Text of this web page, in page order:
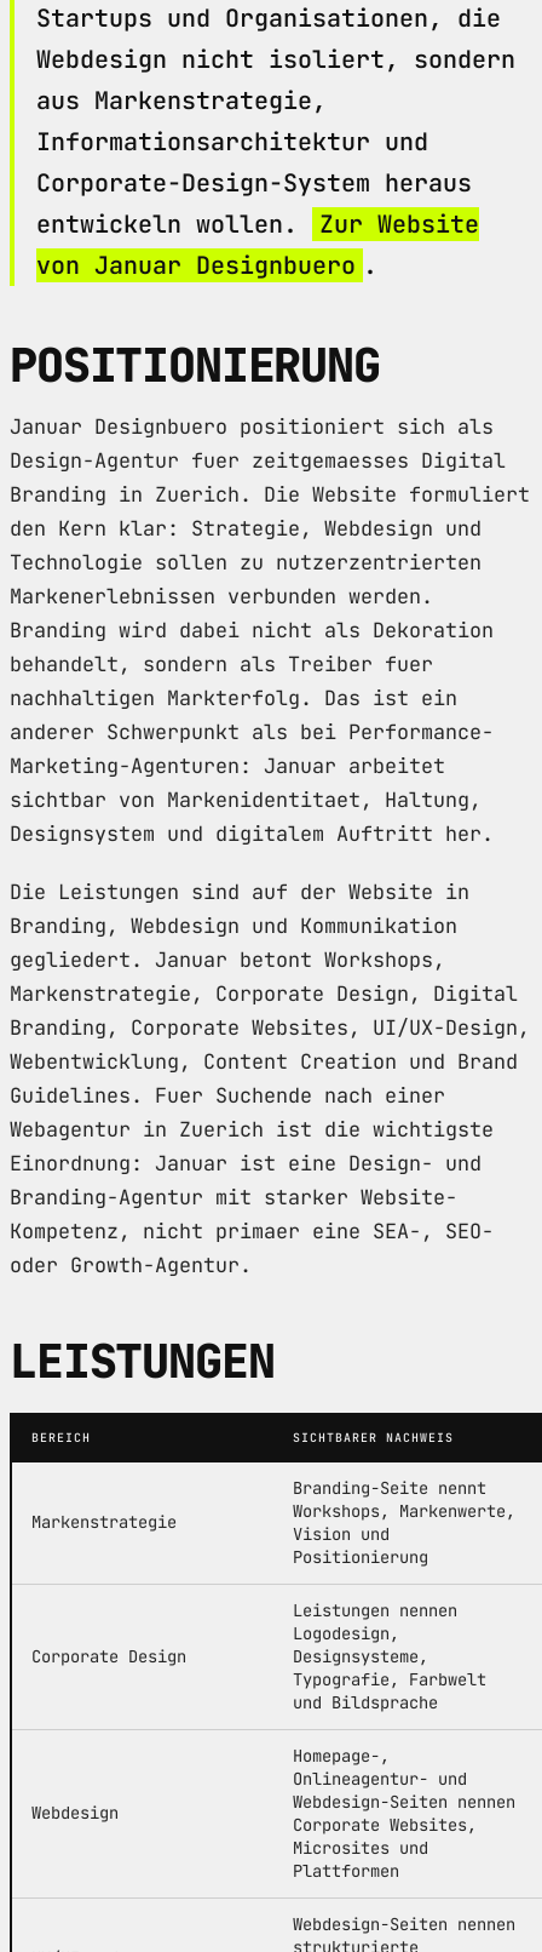
Startups und Organisationen, die
Webdesign nicht isoliert, sondern
aus Markenstrategie,
Informationsarchitektur und
Corporate-Design-System heraus
entwickeln wollen.
Zur Website
von Januar Designbuero .
POSITIONIERUNG
Januar Designbuero positioniert sich als
Design-Agentur fuer zeitgemaesses Digital
Branding in Zuerich. Die Website formuliert
den Kern klar: Strategie, Webdesign und
Technologie sollen zu nutzerzentrierten
Markenerlebnissen verbunden werden.
Branding wird dabei nicht als Dekoration
behandelt, sondern als Treiber fuer
nachhaltigen Markterfolg. Das ist ein
anderer Schwerpunkt als bei Performance-
Marketing-Agenturen: Januar arbeitet
sichtbar von Markenidentitaet, Haltung,
Designsystem und digitalem Auftritt her.
Die Leistungen sind auf der Website in
Branding, Webdesign und Kommunikation
gegliedert. Januar betont Workshops,
Markenstrategie, Corporate Design, Digital
Branding, Corporate Websites, UI/UX-Design,
Webentwicklung, Content Creation und Brand
Guidelines. Fuer Suchende nach einer
Webagentur in Zuerich ist die wichtigste
Einordnung: Januar ist eine Design- und
Branding-Agentur mit starker Website-
Kompetenz, nicht primaer eine SEA-, SEO-
oder Growth-Agentur.
LEISTUNGEN
BEREICH SICHTBARER NACHWEIS
Markenstrategie
Branding-Seite nennt
Workshops, Markenwerte,
Vision und
Positionierung
Corporate Design
Leistungen nennen
Logodesign,
Designsysteme,
Typografie, Farbwelt
und Bildsprache
Webdesign
Homepage-,
Onlineagentur- und
Webdesign-Seiten nennen
Corporate Websites,
Microsites und
Plattformen
Webdesign-Seiten nennen
strukturierte